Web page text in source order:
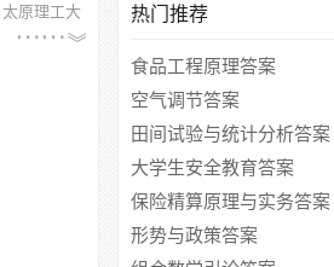
原理工大
热门推荐
食品工程原理答案
空气调节答案
田间试验与统计分析答案
大学生安全教育答案
保险精算原理与实务答案
形势与政策答案